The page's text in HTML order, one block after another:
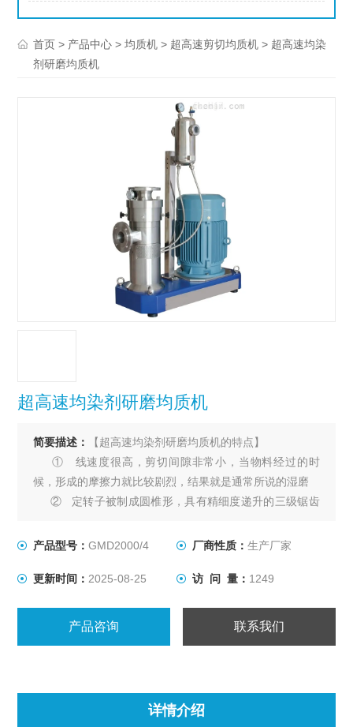
首页 > 产品中心 >均质机 > 超高速剪切均质机 > 超高速均染
剂研磨均质机
超高速均染剂研磨均质机
简要描述：
【超高速均染剂研磨均质机的特点】
① 线速度很高，剪切间隙非常小，当物料经过的时
候，形成的摩擦力就比较剧烈，结果就是通常所说的湿磨
② 定转子被制成圆椎形，具有精细度递升的三级锯齿
③ 定子可以无限制的被调整到所需要的与转子之间的
④ 在增强的流体湍流下，凹槽在每级都可以改变方
⑤ 高质量的表面抛光和结构材料
产品型号：GMD2000/4 厂商性质： 生产厂家
更新时间： 2025-08-25 访 问 量： 1249
产品咨询 联系我们
详情介绍